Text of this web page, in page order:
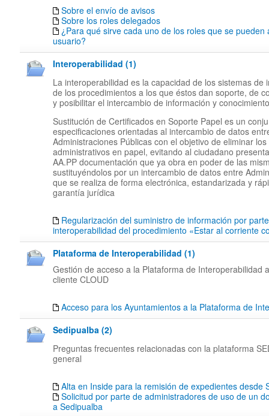
Sobre el envío de avisos
Sobre los roles delegados
¿Para qué sirve cada uno de los roles que se pueden
usuario?
Interoperabilidad (1)
La interoperabilidad es la capacidad de los sistemas de
de los procedimientos a los que éstos dan soporte, de
y posibilitar el intercambio de información y
Sustitución de Certificados en Soporte Papel es un
especificaciones orientadas al intercambio de datos
Administraciones Públicas con el objetivo de eliminar
administrativos en papel, evitando al ciudadano
AA.PP documentación que ya obra en poder de las
sustituyéndolos por un intercambio de datos entre
que se realiza de forma electrónica, estandarizada y
garantía jurídica
Regularización del suministro de información por
interoperabilidad del procedimiento «Estar al corriente
Plataforma de Interoperabilidad (1)
Gestión de acceso a la Plataforma de Interoperabilidad
cliente CLOUD
Acceso para los Ayuntamientos a la Plataforma de
Sedipualba (2)
Preguntas frecuentes relacionadas con la plataforma
general
Alta en Inside para la remisión de expedientes desde
Solicitud por parte de administradores de uso de un
a Sedipualba